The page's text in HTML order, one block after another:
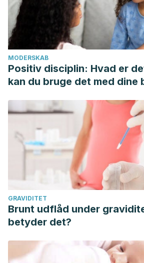
MODERSKAB
Positiv disciplin: Hvad er
kan du bruge det med dine
GRAVIDITET
Brunt udflåd under
betyder det?